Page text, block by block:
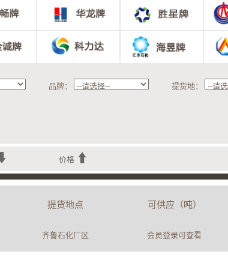
品牌： 提货地：
价格
提货地点 可供应（吨）
齐鲁石化厂区 会员登录可查看